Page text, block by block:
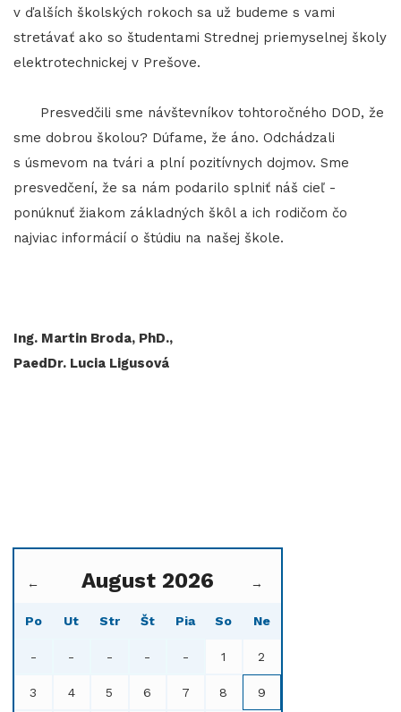
v ďalších školských rokoch sa už budeme s vami
stretávať ako so študentami Strednej priemyselnej školy
elektrotechnickej v Prešove.
Presvedčili sme návštevníkov tohtoročného DOD, že
sme dobrou školou? Dúfame, že áno. Odchádzali
s úsmevom na tvári a plní pozitívnych dojmov. Sme
presvedčení, že sa nám podarilo splniť náš cieľ -
ponúknuť žiakom základných škôl a ich rodičom čo
najviac informácií o štúdiu na našej škole.
Ing. Martin Broda, PhD.,
PaedDr. Lucia Ligusová
← August 2026 →
Po Ut Str Št Pia So Ne
- - - - - 1 2
3 4 5 6 7 8 9